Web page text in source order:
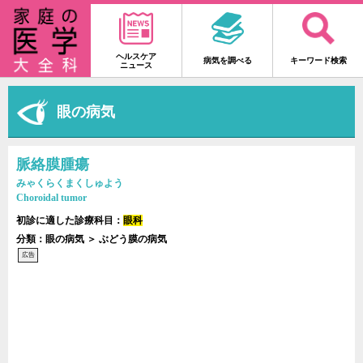
ヘルスケア
ニュース
病気を調べる キーワード検索
眼の病気
脈絡膜腫瘍
みゃくらくまくしゅよう
Choroidal tumor
初診に適した診療科目： 眼科
分類：眼の病気 ＞ ぶどう膜の病気
広告